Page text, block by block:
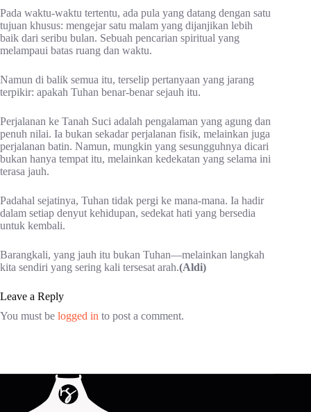
Pada waktu-waktu tertentu, ada pula yang datang dengan satu
tujuan khusus: mengejar satu malam yang dijanjikan lebih
baik dari seribu bulan. Sebuah pencarian spiritual yang
melampaui batas ruang dan waktu.
Namun di balik semua itu, terselip pertanyaan yang jarang
terpikir: apakah Tuhan benar-benar sejauh itu.
Perjalanan ke Tanah Suci adalah pengalaman yang agung dan
penuh nilai. Ia bukan sekadar perjalanan fisik, melainkan juga
perjalanan batin. Namun, mungkin yang sesungguhnya dicari
bukan hanya tempat itu, melainkan kedekatan yang selama ini
terasa jauh.
Padahal sejatinya, Tuhan tidak pergi ke mana-mana. Ia hadir
dalam setiap denyut kehidupan, sedekat hati yang bersedia
untuk kembali.
Barangkali, yang jauh itu bukan Tuhan—melainkan langkah
kita sendiri yang sering kali tersesat arah.(Aldi)
Leave a Reply
You must be logged in to post a comment.